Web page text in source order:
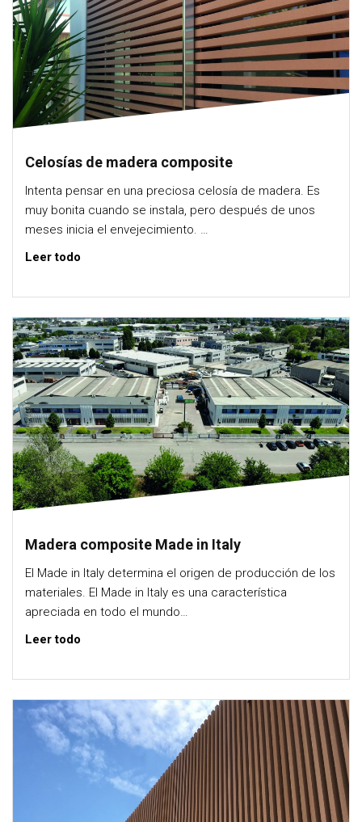
Celosías de madera composite
Intenta pensar en una preciosa celosía de madera. Es
muy bonita cuando se instala, pero después de unos
meses inicia el envejecimiento. …
Leer todo
Madera composite Made in Italy
El Made in Italy determina el origen de producción de los
materiales. El Made in Italy es una característica
apreciada en todo el mundo…
Leer todo